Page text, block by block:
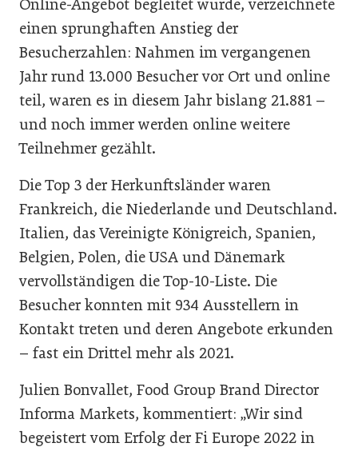
Online-Angebot begleitet wurde, verzeichnete
einen sprunghaften Anstieg der
Besucherzahlen: Nahmen im vergangenen
Jahr rund 13.000 Besucher vor Ort und online
teil, waren es in diesem Jahr bislang 21.881 –
und noch immer werden online weitere
Teilnehmer gezählt.
Die Top 3 der Herkunftsländer waren
Frankreich, die Niederlande und Deutschland.
Italien, das Vereinigte Königreich, Spanien,
Belgien, Polen, die USA und Dänemark
vervollständigen die Top-10-Liste. Die
Besucher konnten mit 934 Ausstellern in
Kontakt treten und deren Angebote erkunden
– fast ein Drittel mehr als 2021.
Julien Bonvallet, Food Group Brand Director
Informa Markets, kommentiert: „Wir sind
begeistert vom Erfolg der Fi Europe 2022 in